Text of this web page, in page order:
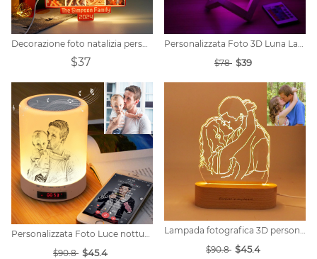
Decorazione foto natalizia personalizzata
$37
Personalizzata Foto 3D Luna Lampada- 16 colori
$78 $39
Personalizzata Foto Luce notturna di musica
$90.8 $45.4
Lampada fotografica 3D personalizzata
$90.8 $45.4